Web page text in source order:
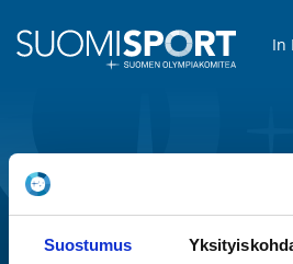
Suostumus
In
Kansalliset kilpailut
Rovaniemen Reipas r.y.